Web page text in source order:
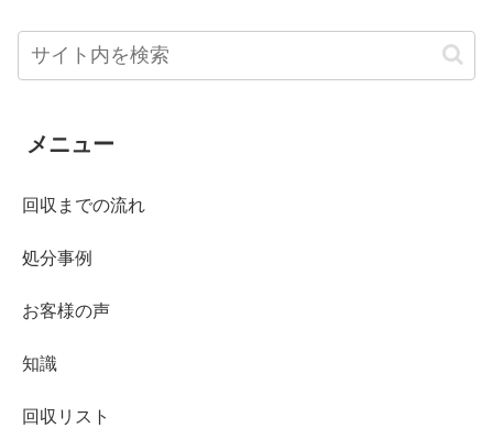
メニュー
回収までの流れ
処分事例
お客様の声
知識
回収リスト